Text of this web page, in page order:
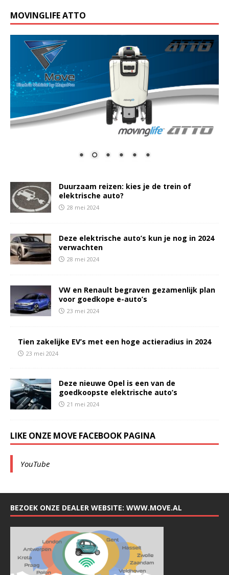
MOVINGLIFE ATTO
Duurzaam reizen: kies je de trein of
elektrische auto?
28 mei 2024
Deze elektrische auto’s kun je nog in 2024
verwachten
28 mei 2024
VW en Renault begraven gezamenlijk plan
voor goedkope e-auto’s
23 mei 2024
Tien zakelijke EV’s met een hoge actieradius in 2024
23 mei 2024
Deze nieuwe Opel is een van de
goedkoopste elektrische auto’s
21 mei 2024
LIKE ONZE MOVE FACEBOOK PAGINA
YouTube
BEZOEK ONZE DEALER WEBSITE: WWW.MOVE.AL